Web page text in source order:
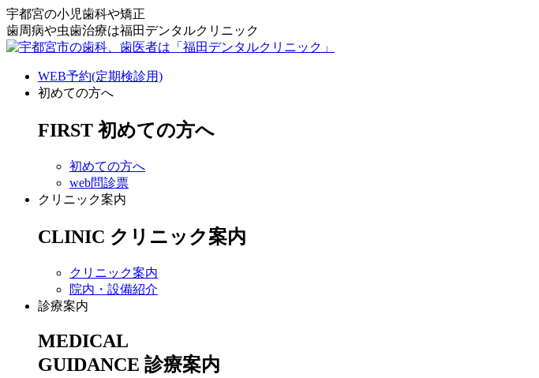
宇都宮の小児歯科や矯正
歯周病や虫歯治療は福田デンタルクリニック
WEB予約(定期検診用)
初めての方へ
FIRST 初めての方へ
初めての方へ
web問診票
クリニック案内
CLINIC クリニック案内
クリニック案内
院内・設備紹介
診療案内
MEDICAL
GUIDANCE 診療案内